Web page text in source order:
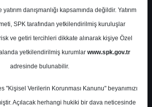
FROTO - FORD OTOMOTİV
SANAYİ A.Ş.
Fiyat 129.50 ₺
%0.00
0
danışmanlığı kapsamında değildir. Yatırım
SPK tarafından yetkilendirilmiş kuruluşlar
ve getiri tercihleri dikkate alınarak kişiye Özel
yetkilendirilmiş kurumlar www.spk.gov.tr
adresinde bulunabilir.
"Kişisel Verilerin Korunması Kanunu" beyanımızı
Açılacak herhangi hukiki bir dava neticesinde